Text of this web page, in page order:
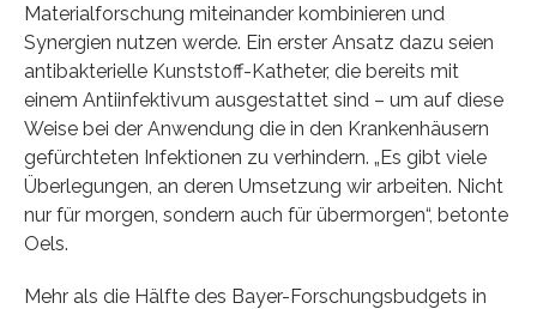
Materialforschung miteinander kombinieren und
Synergien nutzen werde. Ein erster Ansatz dazu seien
antibakterielle Kunststoff-Katheter, die bereits mit
einem Antiinfektivum ausgestattet sind – um auf diese
Weise bei der Anwendung die in den Krankenhäusern
gefürchteten Infektionen zu verhindern. „Es gibt viele
Überlegungen, an deren Umsetzung wir arbeiten. Nicht
nur für morgen, sondern auch für übermorgen“, betonte
Oels.
Mehr als die Hälfte des Bayer-Forschungsbudgets in